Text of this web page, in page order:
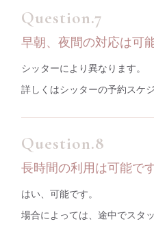
早朝、夜間の対応は可
シッターにより異なります。
詳しくはシッターの予約スケ
長時間の利用は可能で
はい、可能です。
場合によっては、途中でスタ